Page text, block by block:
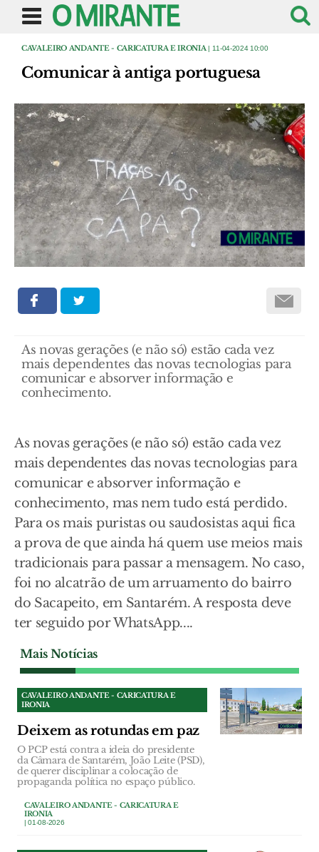
CAVALEIRO ANDANTE - CARICATURA E IRONIA | 11-04-2024 10:00
Comunicar à antiga portuguesa
As novas gerações (e não só) estão cada vez
mais dependentes das novas tecnologias para
comunicar e absorver informação e
conhecimento.
As novas gerações (e não só) estão cada vez
mais dependentes das novas tecnologias para
comunicar e absorver informação e
conhecimento, mas nem tudo está perdido.
Para os mais puristas ou saudosistas aqui fica
a prova de que ainda há quem use meios mais
tradicionais para passar a mensagem. No caso,
foi no alcatrão de um arruamento do bairro
do Sacapeito, em Santarém. A resposta deve
ter seguido por WhatsApp....
Mais Notícias
CAVALEIRO ANDANTE - CARICATURA E
IRONIA
Deixem as rotundas em paz
O PCP está contra a ideia do presidente
da Câmara de Santarém, João Leite (PSD),
de querer disciplinar a colocação de
propaganda política no espaço público.
CAVALEIRO ANDANTE - CARICATURA E
IRONIA
| 01-08-2026